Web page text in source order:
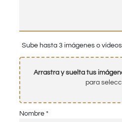
Sube hasta 3 imágenes o vídeos
Arrastra y suelta tus
para
Nombre *